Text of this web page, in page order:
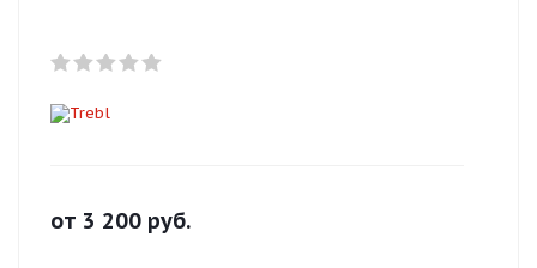
от 3 200 руб.
Оплачивайте сегодня только
Получайте товар